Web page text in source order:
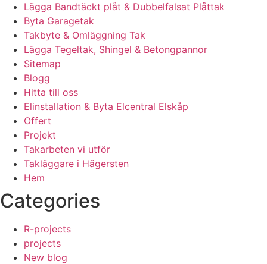
Lägga Bandtäckt plåt & Dubbelfalsat Plåttak
Byta Garagetak
Takbyte & Omläggning Tak
Lägga Tegeltak, Shingel & Betongpannor
Sitemap
Blogg
Hitta till oss
Elinstallation & Byta Elcentral Elskåp
Offert
Projekt
Takarbeten vi utför
Takläggare i Hägersten
Hem
Categories
R-projects
projects
New blog